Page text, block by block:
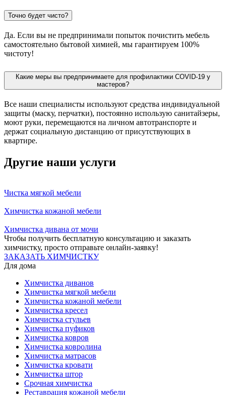
Точно будет чисто?
Да. Если вы не предпринимали попыток почистить мебель
самостоятельно бытовой химией, мы гарантируем 100%
чистоту!
Какие меры вы предпринимаете для профилактики COVID-19 у
мастеров?
Все наши специалисты используют средства индивидуальной
защиты (маску, перчатки), постоянно использую санитайзеры,
моют руки, перемещаются на личном автотранспорте и
держат социальную дистанцию от присутствующих в
квартире.
Другие наши услуги
Чистка мягкой мебели
Химчистка кожаной мебели
Химчистка дивана от мочи
Чтобы получить бесплатную консультацию и заказать
химчистку, просто отправьте онлайн-заявку!
ЗАКАЗАТЬ ХИМЧИСТКУ
Для дома
Химчистка диванов
Химчистка мягкой мебели
Химчистка кожаной мебели
Химчистка кресел
Химчистка стульев
Химчистка пуфиков
Химчистка ковров
Химчистка ковролина
Химчистка матрасов
Химчистка кровати
Химчистка штор
Срочная химчистка
Реставрация кожаной мебели